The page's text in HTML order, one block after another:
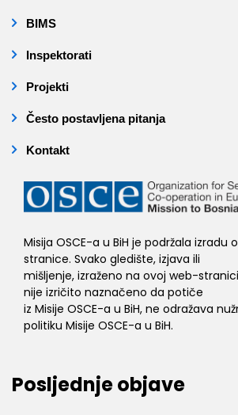
BIMS
Inspektorati
Projekti
Često postavljena pitanja
Kontakt
Misija OSCE-a u BiH je podržala izradu
stranice. Svako gledište, izjava ili
mišljenje, izraženo na ovoj web-
nije izričito naznačeno da potiče
iz Misije OSCE-a u BiH, ne odražava
politiku Misije OSCE-a u BiH.
Posljednje objave